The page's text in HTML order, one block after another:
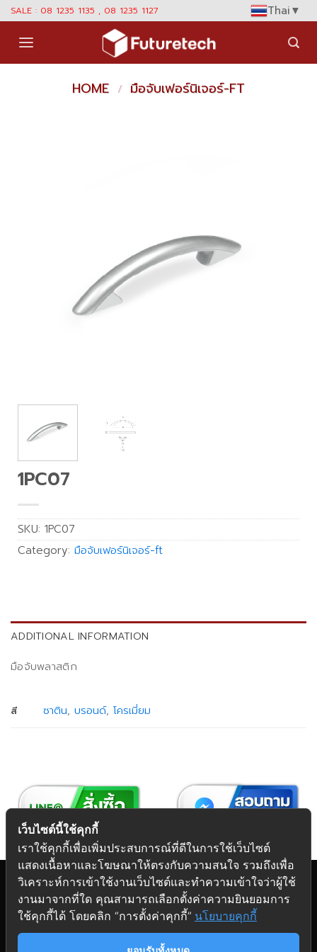
Skip
content
SALE : 08 1235 1135 , 08 1235 1127 Thai▼
HOME / มือจับเฟอร์นิเจอร์-FT
1PC07
SKU: 1PC07
Category: มือจับเฟอร์นิเจอร์-ft
ADDITIONAL INFORMATION
มือจับพลาสติก
สี ซาติน,บรอนด์,โครเมี่ยม
Copyright 2026 © Futuretech Intermarketing Co., Ltd.
ศูนย์รวมอุปกรณ์เฟอร์นิเจอร์ครบวงจร
เว็บไซต์นี้ใช้คุกกี้
เราใช้คุกกี้เพื่อเพิ่มประสบการณ์ที่ดีในการใช้เว็บไซต์
แสดงเนื้อหาและโฆษณาให้ตรงกับความสนใจ รวมถึงเพื่อ
วิเคราะห์การเข้าใช้งานเว็บไซต์และทำความเข้าใจว่าผู้ใช้
งานมาจากที่ใด คุณสามารถเลือกตั้งค่าความยินยอมการ
ใช้คุกกี้ได้ โดยคลิก “การตั้งค่าคุกกี้” นโยบายคุกกี้